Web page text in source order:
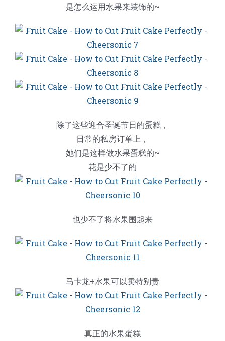
是怎么运用水果来装饰的~
除了这些迎合圣诞节日的蛋糕，
日常的私房订单上，
她们是这样做水果蛋糕的~
花是少不了的
也少不了将水果围起来
马卡龙+水果可以卖特别贵
真正的水果蛋糕